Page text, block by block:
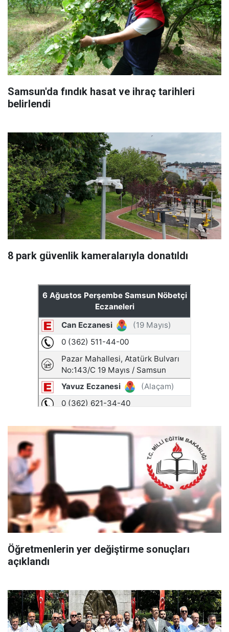
Samsun'da fındık hasat ve ihraç tarihleri
belirlendi
8 park güvenlik kameralarıyla donatıldı
Öğretmenlerin yer değiştirme sonuçları
açıklandı